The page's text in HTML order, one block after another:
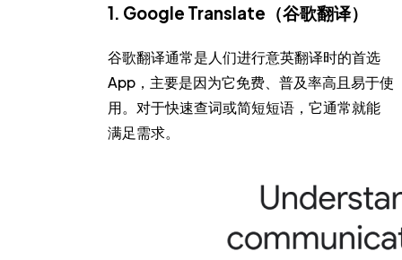
1. Google Translate（谷歌翻译）
谷歌翻译通常是人们进行意英翻译时的首选
App，主要是因为它免费、普及率高且易于使
用。对于快速查词或简短短语，它通常就能
满足需求。